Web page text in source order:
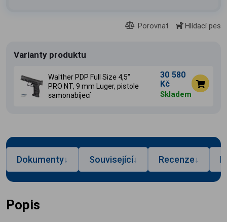
Porovnat Hlídací pes
Varianty produktu
Walther PDP Full Size 4,5"
PRO NT, 9 mm Luger, pistole
samonabíjecí
30 580
Kč
Skladem
Dokumenty↓ Související↓ Recenze↓
Popis